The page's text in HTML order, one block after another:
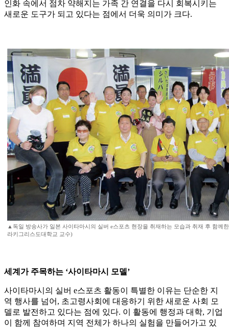
인화 속에서 점차 약해지는 가족 간 연결을 다시 회복시키는
새로운 도구가 되고 있다는 점에서 더욱 의미가 크다.
▲독일 방송사가 일본 사이타마시의 실버 e스포츠 현장을 취재하는 모습과 취재 후 함께
라키그리스도대학교 교수)
세계가 주목하는 ‘사이타마시 모델’
사이타마시의 실버 e스포츠 활동이 특별한 이유는 단순한 지
역 행사를 넘어, 초고령사회에 대응하기 위한 새로운 사회 모
델로 발전하고 있다는 점에 있다. 이 활동에 행정과 대학, 기업
이 함께 참여하며 지역 전체가 하나의 실험을 만들어가고 있